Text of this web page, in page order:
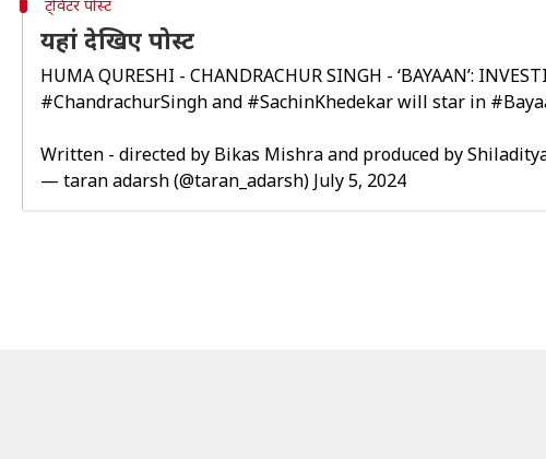
ट्विटर पोस्ट
यहां देखिए पोस्ट
HUMA QURESHI - CHANDRACHUR SINGH - ‘BAYAAN’:
#ChandrachurSinghand #SachinKhedekarwill star in
Written - directed by Bikas Mishra and produced by
— taran adarsh (@taran_adarsh) July 5, 2024